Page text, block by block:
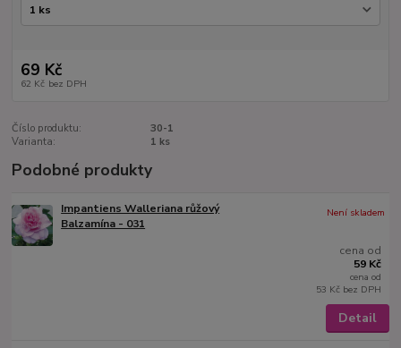
69 Kč
62 Kč bez DPH
Číslo produktu:
30-1
Varianta:
1 ks
Podobné produkty
Impantiens Walleriana růžový
Balzamína - 031
cena od
59 Kč
cena od
53 Kč bez DPH
Není skladem
Detail